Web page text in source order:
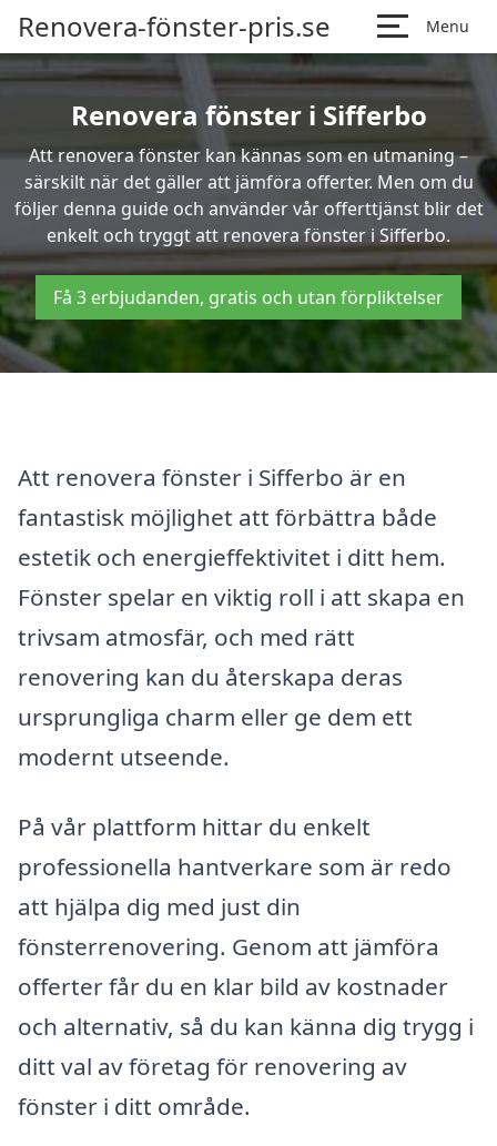
Renovera-fönster-pris.se Menu
Renovera fönster i Sifferbo
Att renovera fönster kan kännas som en utmaning –
särskilt när det gäller att jämföra offerter. Men om du
följer denna guide och använder vår offerttjänst blir det
enkelt och tryggt att renovera fönster i Sifferbo.
Få 3 erbjudanden, gratis och utan förpliktelser
Att renovera fönster i Sifferbo är en
fantastisk möjlighet att förbättra både
estetik och energieffektivitet i ditt hem.
Fönster spelar en viktig roll i att skapa en
trivsam atmosfär, och med rätt
renovering kan du återskapa deras
ursprungliga charm eller ge dem ett
modernt utseende.
På vår plattform hittar du enkelt
professionella hantverkare som är redo
att hjälpa dig med just din
fönsterrenovering. Genom att jämföra
offerter får du en klar bild av kostnader
och alternativ, så du kan känna dig trygg i
ditt val av företag för renovering av
fönster i ditt område.